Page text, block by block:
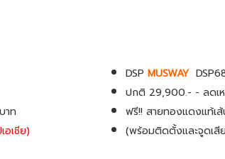
าท
อเชีย)
DSP MUSWAY
ปกติ 29,900.- - ลดเ
ฟรี!! สายทองแดงแท้เ
(พร้อมติดตั้งและจูดเสีย